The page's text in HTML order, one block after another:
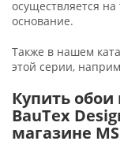
осуществляется
основание.
Также в нашем
этой серии,
Купить обои
BauTex
магазине